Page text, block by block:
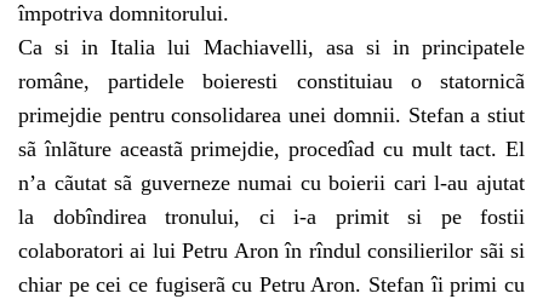
împotriva domnitorului.
Ca si in Italia lui Machiavelli, asa si in principatele
române, partidele boieresti constituiau o statornicã
primejdie pentru consolidarea unei domnii. Stefan a stiut
sã înlãture aceastã primejdie, procedîad cu mult tact. El
n’a cãutat sã guverneze numai cu boierii cari l-au ajutat
la dobîndirea tronului, ci i-a primit si pe fostii
colaboratori ai lui Petru Aron în rîndul consilierilor sãi si
chiar pe cei ce fugiserã cu Petru Aron. Stefan îi primi cu